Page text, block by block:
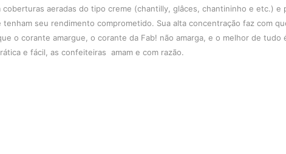
aeradas do tipo creme (chantilly, glâces, chantininho e etc.) e
seu rendimento comprometido. Sua alta concentração faz com
o corante amargue, o corante da Fab! não amarga, e o melhor de
e fácil, as confeiteiras amam e com razão.